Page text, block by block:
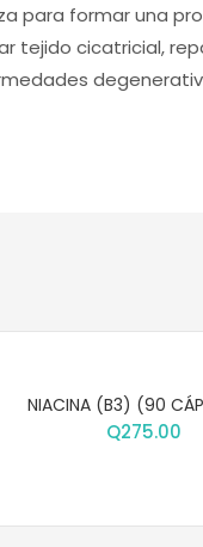
para formar una
tejido cicatricial,
NIACINA (B3) (90
Q275.00